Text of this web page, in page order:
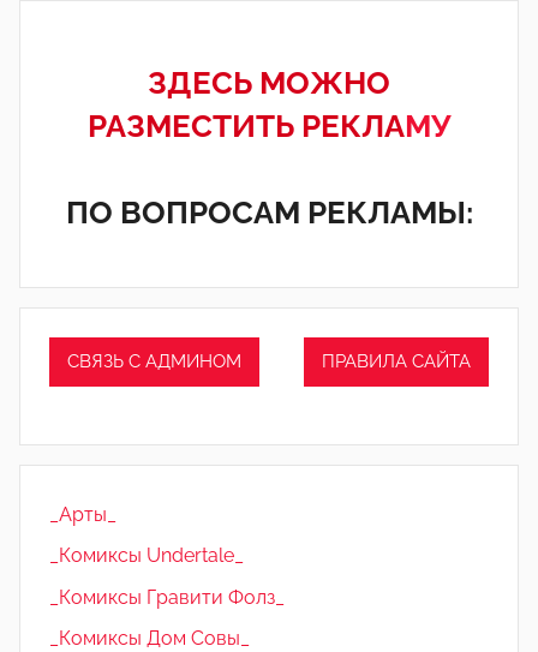
ЗДЕСЬ МОЖНО
РАЗМЕСТИТЬ РЕКЛАМУ
ПО ВОПРОСАМ РЕКЛАМЫ:
СВЯЗЬ С АДМИНОМ ПРАВИЛА САЙТА
_Арты_
_Комиксы Undertale_
_Комиксы Гравити Фолз_
_Комиксы Дом Совы_